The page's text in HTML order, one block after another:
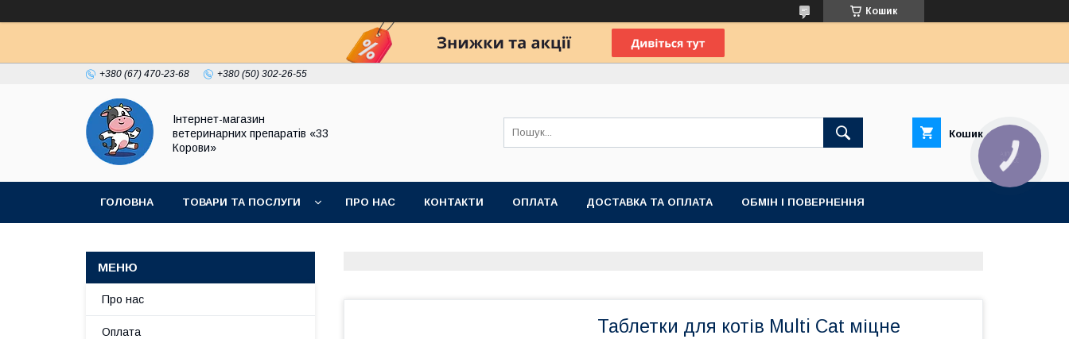
Кошик
+380 (67) 470-23-68 +380 (50) 302-26-55
Інтернет-магазин
ветеринарних препаратів «33
Корови»
Кошик
ГОЛОВНА ТОВАРИ ТА ПОСЛУГИ ПРО НАС КОНТАКТИ ОПЛАТА ДОСТАВКА ТА ОПЛАТА ОБМІН І ПОВЕРНЕННЯ
Таблетки для котів Multi Cat міцне
Про нас
Оплата
КНОПКА
ЗВ'ЯЗКУ